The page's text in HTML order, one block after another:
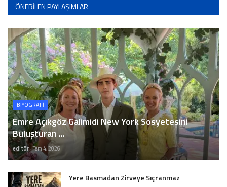
ÖNERILEN PAYLAŞIMLAR
BİYOGRAFİ
Emre Açıkgöz Galimidi New York Sosyetesini
Buluşturan ...
editör Tem 4, 2026
Yere Basmadan Zirveye Sıçranmaz